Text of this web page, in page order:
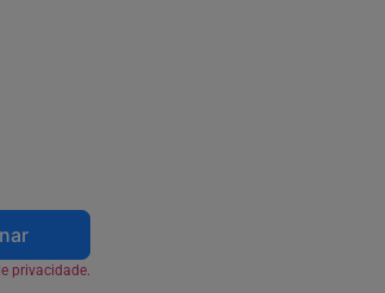
privacidade.